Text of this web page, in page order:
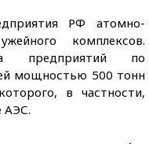
РФ атомно-
комплексов.
предприятий по
мощностью 500 тонн
в частности,
АЭС.